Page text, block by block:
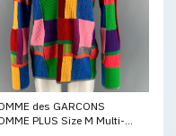
des GARCONS
PLUS Size M Multi-